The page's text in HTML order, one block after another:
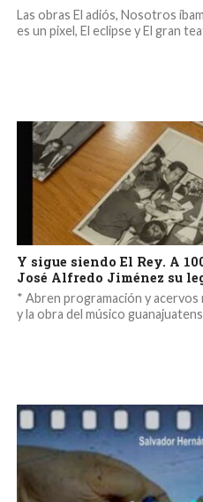
Las obras El adiós, Nosotros
es un pixel, El eclipse y El gran
Y sigue siendo El Rey. A
José Alfredo Jiménez su
* Abren programación y acervos
y la obra del músico